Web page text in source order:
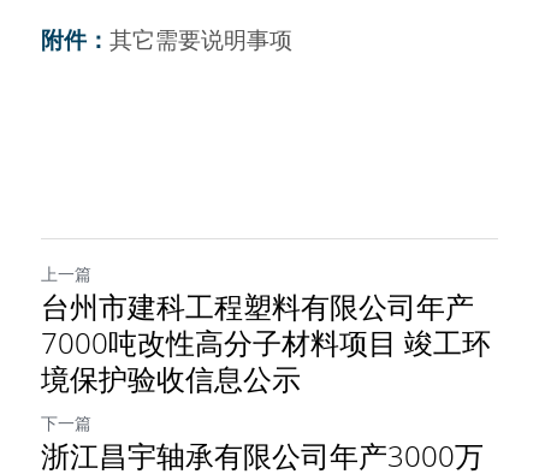
附件： 其它需要说明事项
上一篇
台州市建科工程塑料有限公司年产
7000吨改性高分子材料项目 竣工环
境保护验收信息公示
下一篇
浙江昌宇轴承有限公司年产3000万